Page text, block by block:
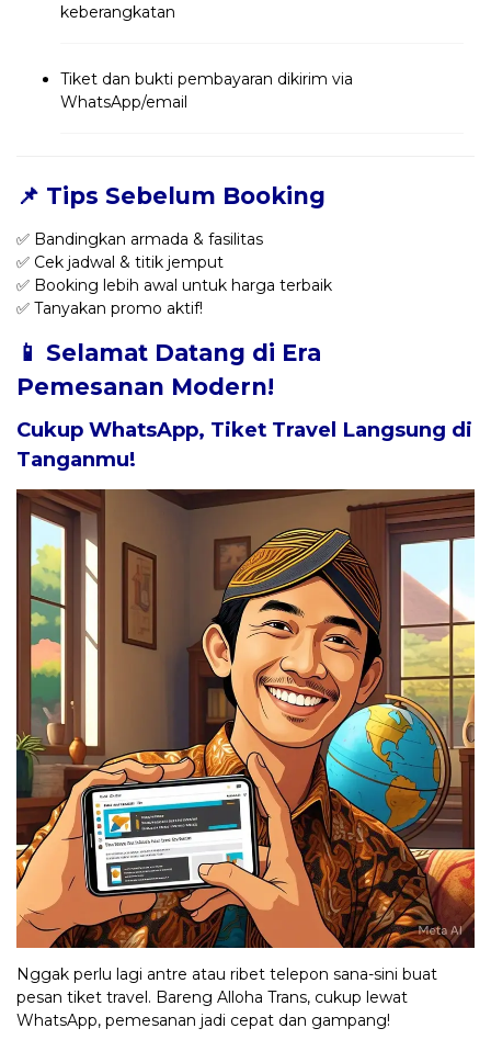
keberangkatan
Tiket dan bukti pembayaran dikirim via
WhatsApp/email
📌 Tips Sebelum Booking
✅ Bandingkan armada & fasilitas
✅ Cek jadwal & titik jemput
✅ Booking lebih awal untuk harga terbaik
✅ Tanyakan promo aktif!
📱 Selamat Datang di Era
Pemesanan Modern!
Cukup WhatsApp, Tiket Travel Langsung di
Tanganmu!
Nggak perlu lagi antre atau ribet telepon sana-sini buat
pesan tiket travel. Bareng Alloha Trans, cukup lewat
WhatsApp, pemesanan jadi cepat dan gampang!